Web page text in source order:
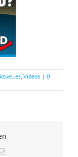
, Videos | 0
E-